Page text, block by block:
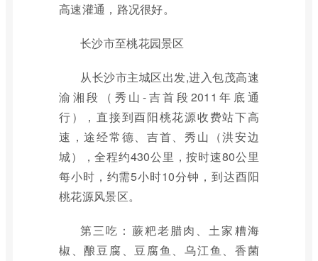
高速灌通，路况很好。
长沙市至桃花园景区
从长沙市主城区出发,进入包茂高速
渝湘段（秀山-吉首段2011年底通
行），直接到酉阳桃花源收费站下高
速，途经常德、吉首、秀山（洪安边
城），全程约430公里，按时速80公里
每小时，约需5小时10分钟，到达酉阳
桃花源风景区。
第三吃：蕨粑老腊肉、土家糟海
椒、酿豆腐、豆腐鱼、乌江鱼、香菌